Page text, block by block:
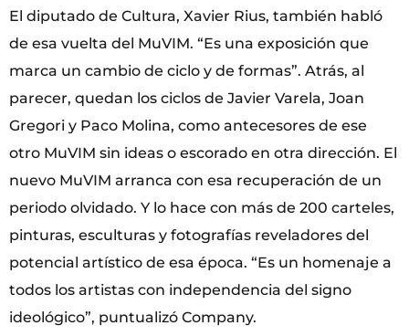
El diputado de Cultura, Xavier Rius, también habló
de esa vuelta del MuVIM. “Es una exposición que
marca un cambio de ciclo y de formas”. Atrás, al
parecer, quedan los ciclos de Javier Varela, Joan
Gregori y Paco Molina, como antecesores de ese
otro MuVIM sin ideas o escorado en otra dirección. El
nuevo MuVIM arranca con esa recuperación de un
periodo olvidado. Y lo hace con más de 200 carteles,
pinturas, esculturas y fotografías reveladores del
potencial artístico de esa época. “Es un homenaje a
todos los artistas con independencia del signo
ideológico”, puntualizó Company.